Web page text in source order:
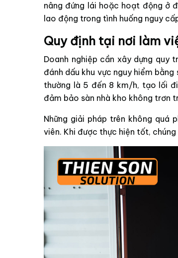
nâng đứng lái hoặc hoạt động ở
lao động trong tình huống nguy
Quy định tại nơi làm
Doanh nghiệp cần xây dựng quy
đánh dấu khu vực nguy hiểm
thường là 5 đến 8 km/h, tạo lối
đảm bảo sàn nhà kho không trơn
Những giải pháp trên không quá
viên. Khi được thực hiện tốt,